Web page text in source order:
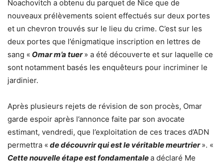
Noachovitch a obtenu du parquet de Nice que de
nouveaux prélèvements soient effectués sur deux portes
et un chevron trouvés sur le lieu du crime. C’est sur les
deux portes que l’énigmatique inscription en lettres de
sang « Omar m’a tuer » a été découverte et sur laquelle ce
sont notamment basés les enquêteurs pour incriminer le
jardinier.
Après plusieurs rejets de révision de son procès, Omar
garde espoir après l’annonce faite par son avocate
estimant, vendredi, que l’exploitation de ces traces d’ADN
permettra « de découvrir qui est le véritable meurtrier ». «
Cette nouvelle étape est fondamentalea déclaré Me